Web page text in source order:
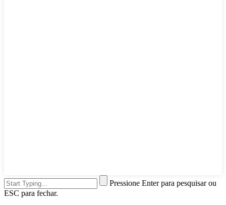
Pressione Enter para pesquisar ou
ESC para fechar.